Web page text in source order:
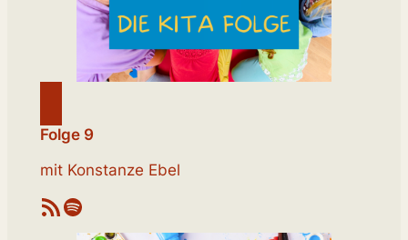
Folge 9
mit Konstanze Ebel
RSS-Feed Spotify